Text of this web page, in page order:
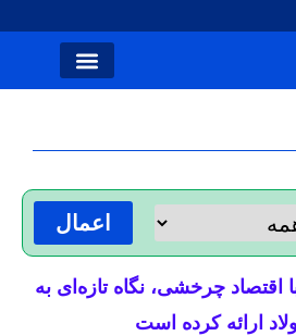
اعمال
اقتصاد چرخشی، نگاه تازه‌ای به
ارائه کرده است